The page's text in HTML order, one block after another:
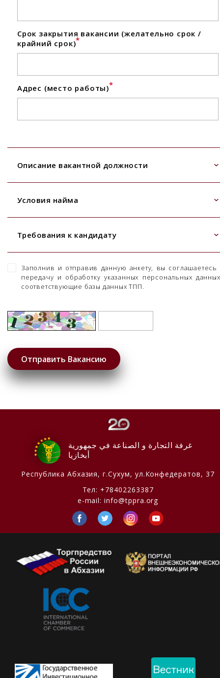
Срок закрытия вакансии (желательно срок /
крайний срок)*
Адрес (место работы)*
Описание вакантной должности
Условия найма
Требования к кандидату
Заполнив и отправив данную анкету, вы соглашаетесь
передачу и обработку указанных персональных
соответствующие базы данных ТПП.
غرفة التجارة و الصناعة في جمهورية
أبخازيا
Республика Абхазия, г.Сухум, ул.Конфедератов, 37
Тел: +78402263387
e-mail:info@tppra.org